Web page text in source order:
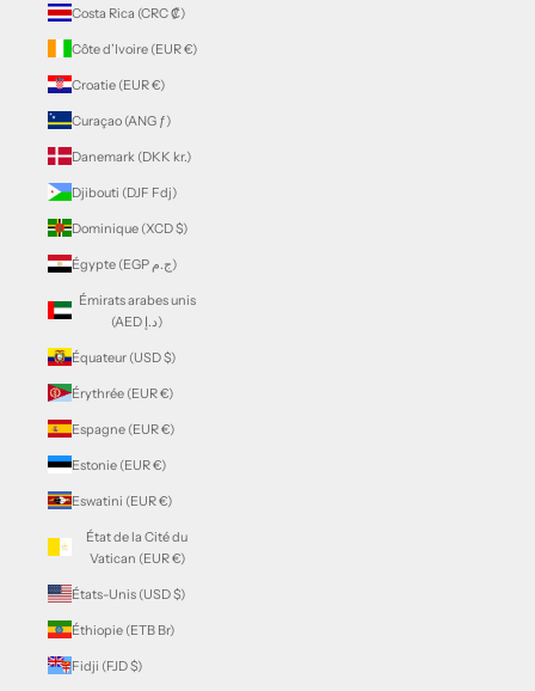
Costa Rica (CRC ₡)
Côte d’Ivoire (EUR €)
Croatie (EUR €)
Curaçao (ANG ƒ)
Danemark (DKK kr.)
Djibouti (DJF Fdj)
Dominique (XCD $)
Égypte (EGP ج.م)
Émirats arabes unis
(AED د.إ)
Équateur (USD $)
Érythrée (EUR €)
Espagne (EUR €)
Estonie (EUR €)
Eswatini (EUR €)
État de la Cité du
Vatican (EUR €)
États-Unis (USD $)
Éthiopie (ETB Br)
Fidji (FJD $)